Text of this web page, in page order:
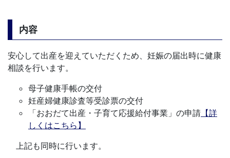
内容
安心して出産を迎えていただくため、妊娠の届出時に健康
相談を行います。
母子健康手帳の交付
妊産婦健康診査等受診票の交付
「おおだて出産・子育て応援給付事業」の申請 【詳
しくはこちら】
上記も同時に行います。